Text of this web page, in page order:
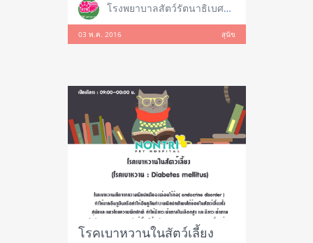
โรงพยาบาลสัตว์รัตนาธิเบศร์ สาขาใหญ่ ราชพฤกษ์
03 พ.ค. 2016 สุนัข
โรคเบาหวานในสัตว์เลี้ยง